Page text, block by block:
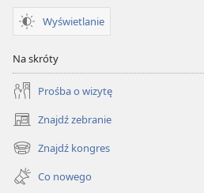
Wyświetlanie
Na skróty
Prośba o wizytę
Znajdź zebranie
(opens
new
window)
Znajdź kongres
(opens
new
window)
Co nowego